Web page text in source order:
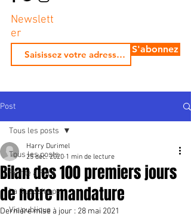
Newslett
er
S'abonnez
Post
Tous les posts
Pointe à Pitre
La Guadeloupe
Vie publique
Tous les posts
Bilan des 100 premiers jours
de notre mandature
Harry Durimel
25 déc. 2020 1 min de lecture
Dernière mise à jour : 28 mai 2021